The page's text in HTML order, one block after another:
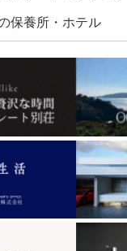
保養所・ホテル